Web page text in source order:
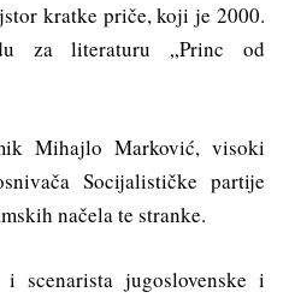
kratke priče, koji je 2000.
za literaturu „Princ od
Mihajlo Marković, visoki
Socijalističke partije
načela te stranke.
jugoslovenske i